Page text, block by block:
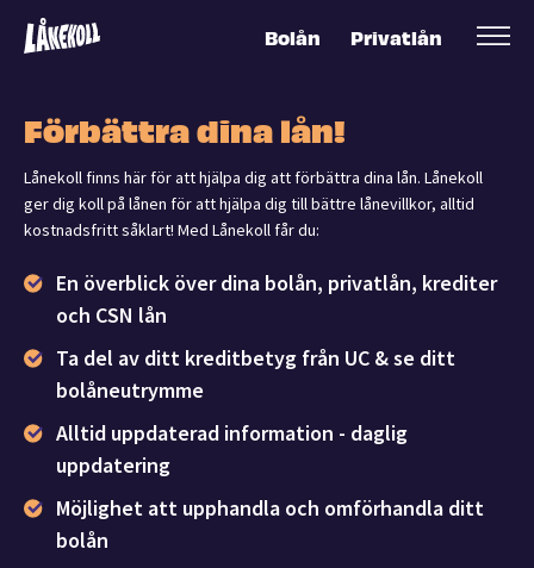
Bolån Privatlån
Förbättra dina lån!
Lånekoll finns här för att hjälpa dig att förbättra dina lån. Lånekoll
ger dig koll på lånen för att hjälpa dig till bättre lånevillkor, alltid
kostnadsfritt såklart! Med Lånekoll får du:
En överblick över dina bolån, privatlån, krediter
och CSN lån
Ta del av ditt kreditbetyg från UC & se ditt
bolåneutrymme
Alltid uppdaterad information - daglig
uppdatering
Möjlighet att upphandla och omförhandla ditt
bolån